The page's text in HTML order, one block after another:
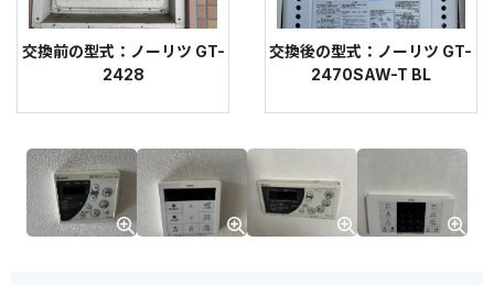
交換前の型式：ノーリツ GT-
2428
交換後の型式：ノーリツ GT-
2470SAW-T BL